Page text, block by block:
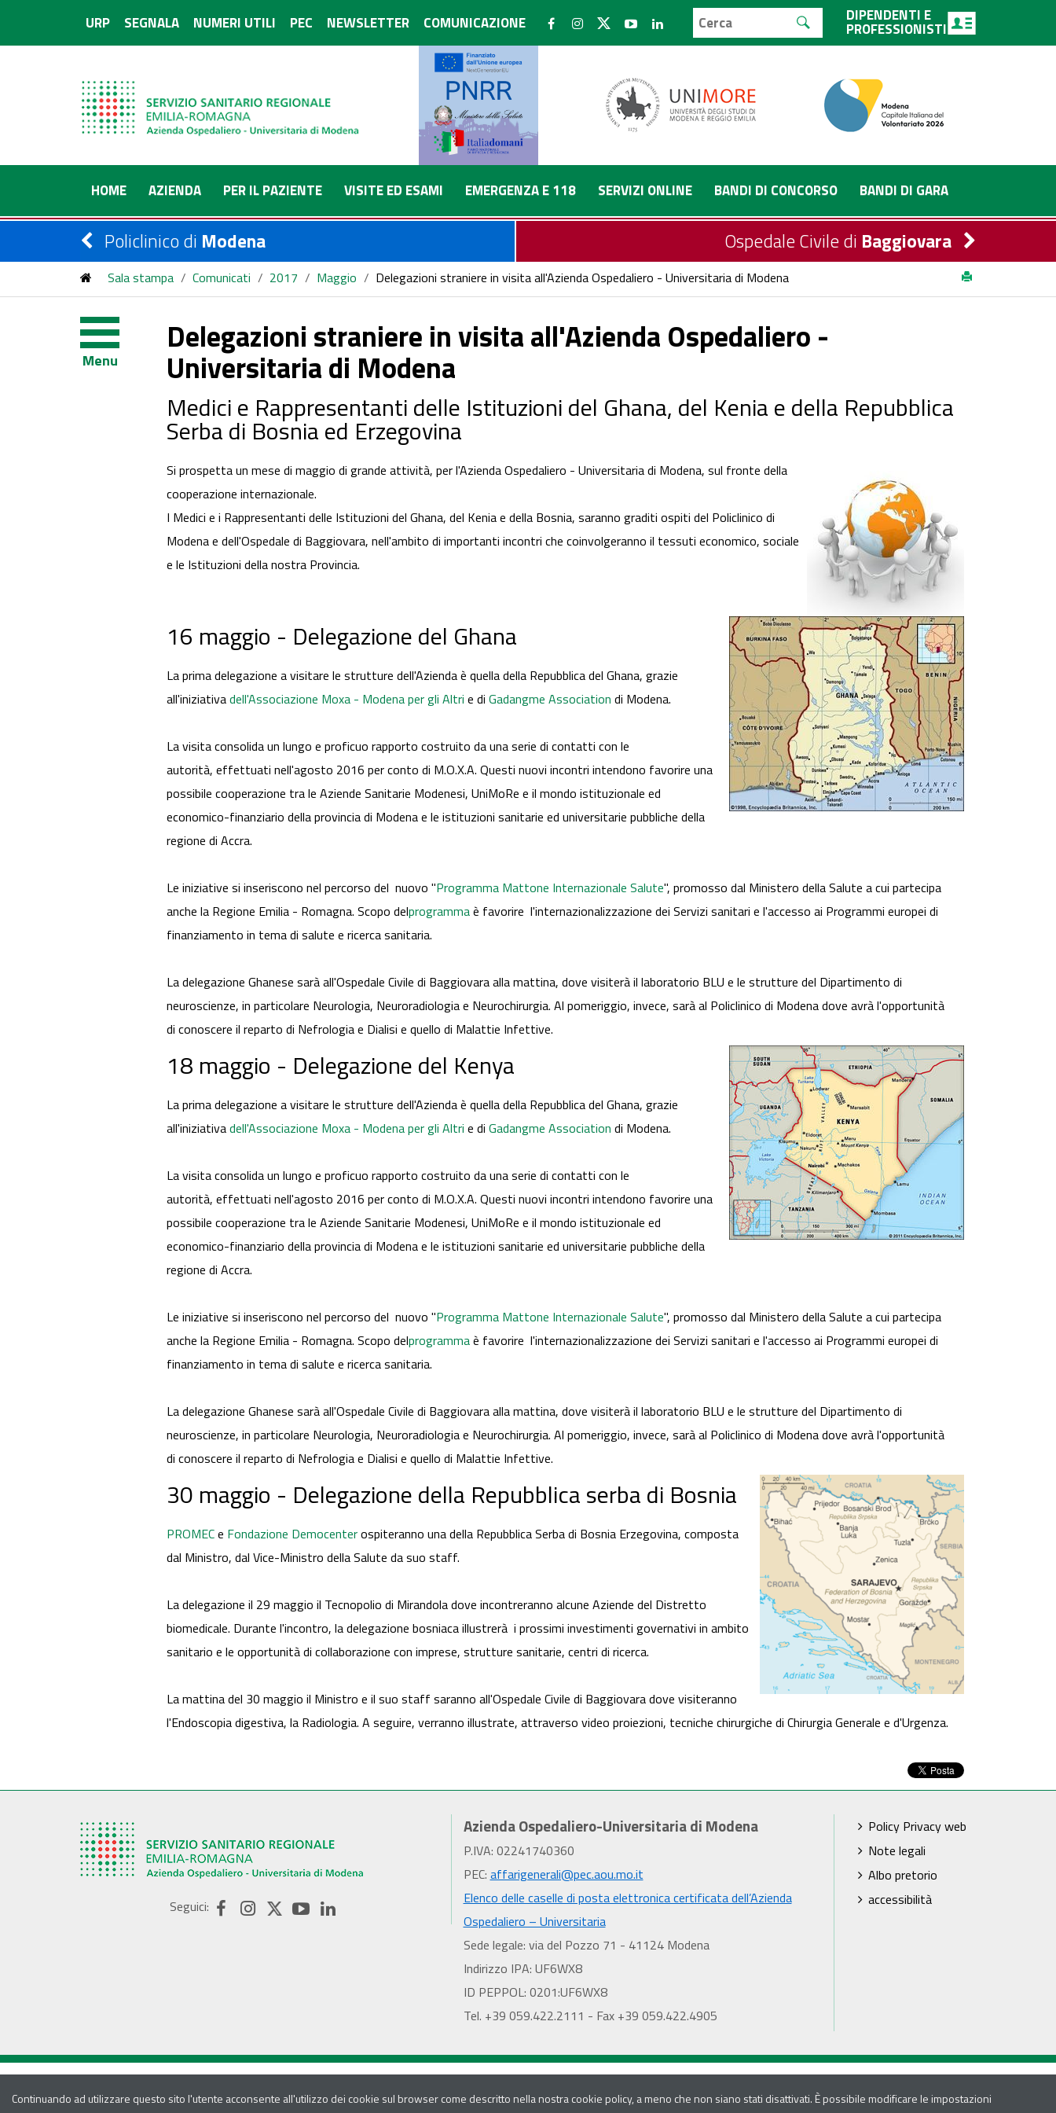
URP SEGNALA NUMERI UTILI PEC NEWSLETTER COMUNICAZIONE DIPENDENTI E
PROFESSIONISTI
HOME AZIENDA PER IL PAZIENTE VISITE ED ESAMI EMERGENZA E 118 SERVIZI ONLINE BANDI DI CONCORSO BANDI DI GARA
Policlinico di Modena Ospedale Civile di Baggiovara
Sala stampa / Comunicati / 2017 / Maggio / Delegazioni straniere in visita all'Azienda Ospedaliero - Universitaria di Modena
Menu
Delegazioni straniere in visita all'Azienda Ospedaliero -
Universitaria di Modena
Medici e Rappresentanti delle Istituzioni del Ghana, del Kenia e della Repubblica
Serba di Bosnia ed Erzegovina
Si prospetta un mese di maggio di grande attività, per l'Azienda Ospedaliero - Universitaria di Modena, sul fronte della
cooperazione internazionale.
I Medici e i Rappresentanti delle Istituzioni del Ghana, del Kenia e della Bosnia, saranno graditi ospiti del Policlinico di
Modena e dell'Ospedale di Baggiovara, nell'ambito di importanti incontri che coinvolgeranno il tessuti economico, sociale
e le Istituzioni della nostra Provincia.
16 maggio - Delegazione del Ghana
La prima delegazione a visitare le strutture dell'Azienda è quella della Repubblica del Ghana, grazie
all'iniziativadell'Associazione Moxa - Modena per gli Altri e di Gadangme Association di Modena.
La visita consolida un lungo e proficuo rapporto costruito da una serie di contatti con le
autorità, effettuati nell'agosto 2016 per conto di M.O.X.A. Questi nuovi incontri intendono favorire una
possibile cooperazione tra le Aziende Sanitarie Modenesi, UniMoRe e il mondo istituzionale ed
economico-finanziario della provincia di Modena e le istituzioni sanitarie ed universitarie pubbliche della
regione di Accra.
Le iniziative si inseriscono nel percorso del nuovo "Programma Mattone Internazionale Salute", promosso dal Ministero della Salute a cui partecipa
anche la Regione Emilia - Romagna. Scopo delprogrammaè favorire l'internazionalizzazione dei Servizi sanitari e l'accesso ai Programmi europei di
finanziamento in tema di salute e ricerca sanitaria.
La delegazione Ghanese sarà all'Ospedale Civile di Baggiovara alla mattina, dove visiterà il laboratorio BLU e le strutture del Dipartimento di
neuroscienze, in particolare Neurologia, Neuroradiologia e Neurochirurgia. Al pomeriggio, invece, sarà al Policlinico di Modena dove avrà l'opportunità
di conoscere il reparto di Nefrologia e Dialisi e quello di Malattie Infettive.
18 maggio - Delegazione del Kenya
La prima delegazione a visitare le strutture dell'Azienda è quella della Repubblica del Ghana, grazie
all'iniziativadell'Associazione Moxa - Modena per gli Altri e di Gadangme Association di Modena.
La visita consolida un lungo e proficuo rapporto costruito da una serie di contatti con le
autorità, effettuati nell'agosto 2016 per conto di M.O.X.A. Questi nuovi incontri intendono favorire una
possibile cooperazione tra le Aziende Sanitarie Modenesi, UniMoRe e il mondo istituzionale ed
economico-finanziario della provincia di Modena e le istituzioni sanitarie ed universitarie pubbliche della
regione di Accra.
Le iniziative si inseriscono nel percorso del nuovo "Programma Mattone Internazionale Salute", promosso dal Ministero della Salute a cui partecipa
anche la Regione Emilia - Romagna. Scopo delprogrammaè favorire l'internazionalizzazione dei Servizi sanitari e l'accesso ai Programmi europei di
finanziamento in tema di salute e ricerca sanitaria.
La delegazione Ghanese sarà all'Ospedale Civile di Baggiovara alla mattina, dove visiterà il laboratorio BLU e le strutture del Dipartimento di
neuroscienze, in particolare Neurologia, Neuroradiologia e Neurochirurgia. Al pomeriggio, invece, sarà al Policlinico di Modena dove avrà l'opportunità
di conoscere il reparto di Nefrologia e Dialisi e quello di Malattie Infettive.
30 maggio - Delegazione della Repubblica serba di Bosnia
PROMECe Fondazione Democenterospiteranno una della Repubblica Serba di Bosnia Erzegovina, composta
dal Ministro, dal Vice-Ministro della Salute da suo staff.
La delegazione il 29 maggio il Tecnopolio di Mirandola dove incontreranno alcune Aziende del Distretto
biomedicale. Durante l'incontro, la delegazione bosniaca illustrerà i prossimi investimenti governativi in ambito
sanitario e le opportunità di collaborazione con imprese, strutture sanitarie, centri di ricerca.
La mattina del 30 maggio il Ministro e il suo staff saranno all'Ospedale Civile di Baggiovara dove visiteranno
l'Endoscopia digestiva, la Radiologia. A seguire, verranno illustrate, attraverso video proiezioni, tecniche chirurgiche di Chirurgia Generale e d'Urgenza.
Seguici:
Azienda Ospedaliero-Universitaria di Modena
P.IVA: 02241740360
PEC: affarigenerali@pec.aou.mo.it
Elenco delle caselle di posta elettronica certificata dell’Azienda
Ospedaliero – Universitaria
Sede legale: via del Pozzo 71 - 41124 Modena
Indirizzo IPA: UF6WX8
ID PEPPOL: 0201:UF6WX8
Tel. +39 059.422.2111 - Fax +39 059.422.4905
Policy Privacy web
Note legali
Albo pretorio
accessibilità
Continuando ad utilizzare questo sito l'utente acconsente all'utilizzo dei cookie sul browser come descritto nella nostra cookie policy, a meno che non siano stati disattivati. È possibile modificare le impostazioni